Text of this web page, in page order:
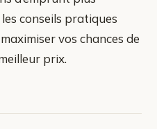
conseils pratiques
vos chances de
prix.